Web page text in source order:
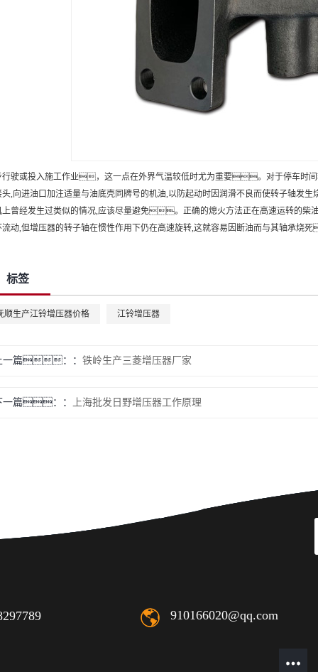
行驶或投入施工作业，这一点在外界气温较低时尤为重要。对于停车时间
头,向进油口加注适量与油底壳同牌号的机油,以防起动时因润滑不良而使转子轴发
上曾经发生过类似的情况,应该尽量避免。正确的熄火方法正在高速运转的柴
流动,但增压器的转子轴在惯性作用下仍在高速旋转,这就容易因断油而与其轴承烧
标签
顺生产江铃增压器价格 江铃增压器
一篇： 铁岭生产三菱增压器厂家
一篇： 上海批发日野增压器工作原理
910166020@qq.com